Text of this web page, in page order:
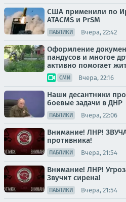
США применили по
ATACMS и PrSM
ПАБЛИКИ Вчера, 22:42
Оформление
пандусов и многое
активно помогает
СМИ Вчера, 22:16
Наши десантники
боевые задачи в ДНР
ПАБЛИКИ Вчера, 22:06
Внимание! ЛНР!
противника!
ПАБЛИКИ Вчера, 21:54
Внимание! ЛНР!
Звучит сирена!
ПАБЛИКИ Вчера, 21:54